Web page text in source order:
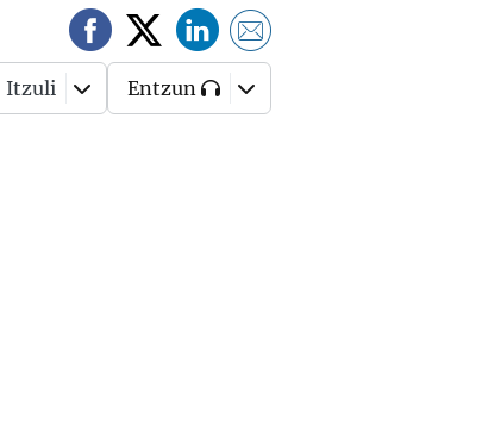
Itzuli Entzun